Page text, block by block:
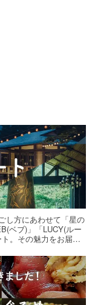
し方にあわせて「星の
ベブ)」「LUCY(ルー
。その魅力をお届け